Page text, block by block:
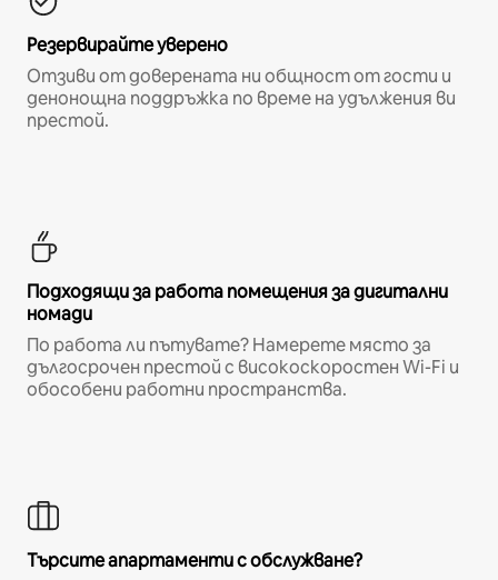
Резервирайте уверено
Отзиви от доверената ни общност от гости и
денонощна поддръжка по време на удължения ви
престой.
Подходящи за работа помещения за дигитални
номади
По работа ли пътувате? Намерете място за
дългосрочен престой с високоскоростен Wi-Fi и
обособени работни пространства.
Търсите апартаменти с обслужване?